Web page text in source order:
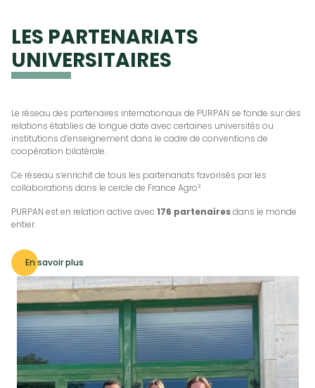
LES PARTENARIATS
UNIVERSITAIRES
Le réseau des partenaires internationaux de PURPAN se fonde sur des
relations établies de longue date avec certaines universités ou
institutions d’enseignement dans le cadre de conventions de
coopération bilatérale.
Ce réseau s’enrichit de tous les partenariats favorisés par les
collaborations dans le cercle de France Agro³.
PURPAN est en relation active avec 176 partenairesdans le monde
entier.
En savoir plus